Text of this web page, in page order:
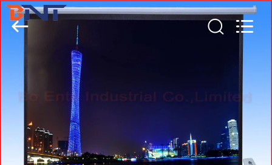
CASA
PRODOTTI
CIRCA
NOI
(Bo
Ente
Industrial
Co.,
Limited).